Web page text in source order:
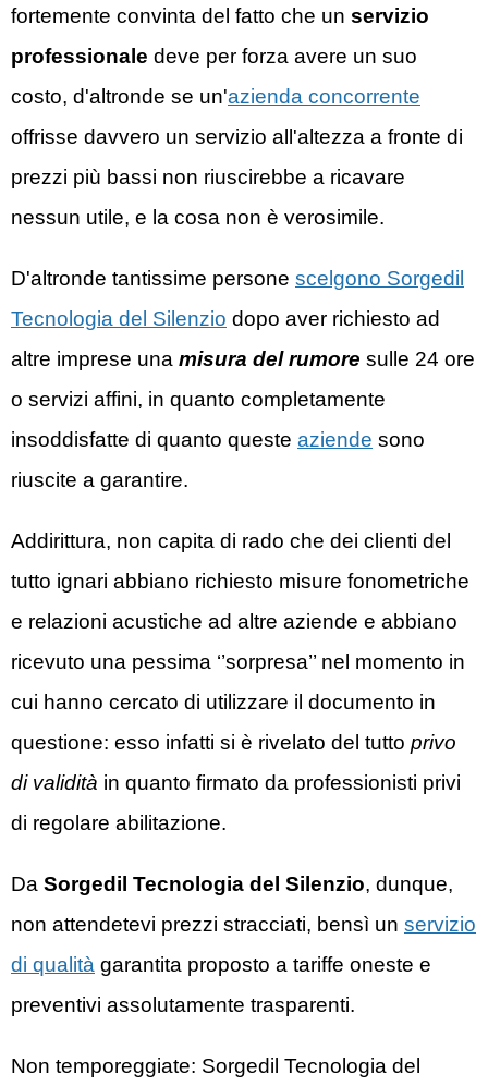
fortemente convinta del fatto che un servizio
professionale deve per forza avere un suo
costo, d'altronde se un'azienda concorrente
offrisse davvero un servizio all'altezza a fronte di
prezzi più bassi non riuscirebbe a ricavare
nessun utile, e la cosa non è verosimile.
D'altronde tantissime persone scelgono Sorgedil
Tecnologia del Silenzio dopo aver richiesto ad
altre imprese una misura del rumore sulle 24 ore
o servizi affini, in quanto completamente
insoddisfatte di quanto queste aziende sono
riuscite a garantire.
Addirittura, non capita di rado che dei clienti del
tutto ignari abbiano richiesto misure fonometriche
e relazioni acustiche ad altre aziende e abbiano
ricevuto una pessima ‘’sorpresa’’ nel momento in
cui hanno cercato di utilizzare il documento in
questione: esso infatti si è rivelato del tutto privo
di validità in quanto firmato da professionisti privi
di regolare abilitazione.
Da Sorgedil Tecnologia del Silenzio, dunque,
non attendetevi prezzi stracciati, bensì un servizio
di qualità garantita proposto a tariffe oneste e
preventivi assolutamente trasparenti.
Non temporeggiate: Sorgedil Tecnologia del